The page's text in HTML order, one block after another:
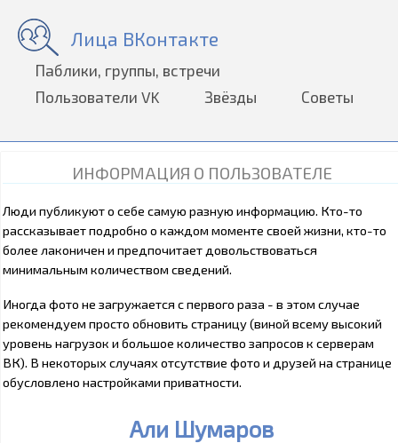
Лица ВКонтакте
Паблики, группы, встречи
Пользователи VK
Звёзды Советы
ИНФОРМАЦИЯ О ПОЛЬЗОВАТЕЛЕ
Люди публикуют о себе самую разную информацию. Кто-то
рассказывает подробно о каждом моменте своей жизни, кто-то
более лаконичен и предпочитает довольствоваться
минимальным количеством сведений.
Иногда фото не загружается с первого раза - в этом случае
рекомендуем просто обновить страницу (виной всему высокий
уровень нагрузок и большое количество запросов к серверам
ВК). В некоторых случаях отсутствие фото и друзей на странице
обусловлено настройками приватности.
Али Шумаров